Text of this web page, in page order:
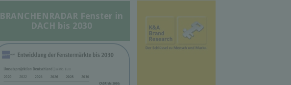
BRANCHENRADAR Fenster in
DACH bis 2030